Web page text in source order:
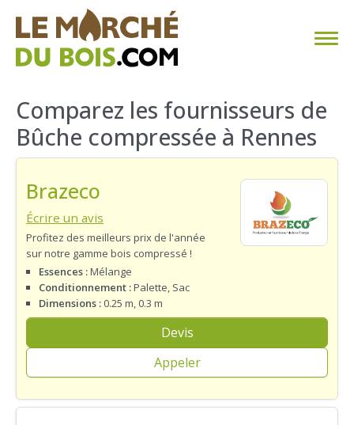
CHAUFFAGE AU BOIS
FAQ
TROUVER SON FOURNISSEUR
BLOG
ESPACE PRO
Comparez les fournisseurs de
Bûche compressée à Rennes
Brazeco
Écrire un avis
Profitez des meilleurs prix de l'année
sur notre gamme bois compressé !
Essences :Mélange
Conditionnement :Palette, Sac
Dimensions : 0.25 m, 0.3 m
Devis
Appeler